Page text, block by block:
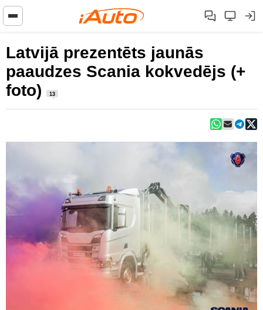
Latvijā prezentēts jaunās
paaudzes Scania kokvedējs (+
foto)
13